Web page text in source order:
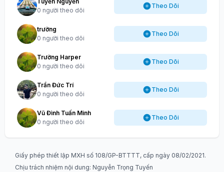
0 người theo dõi
Theo Dõi
trường
0 người theo dõi
Theo Dõi
Trường Harper
0 người theo dõi
Theo Dõi
Trần Đức Trí
0 người theo dõi
Theo Dõi
Vũ Đình Tuấn Minh
0 người theo dõi
Theo Dõi
Giấy phép thiết lập MXH số 108/GP-BTTTT, cấp ngày 08/02/2021.
Chịu trách nhiệm nội dung: Nguyễn Trọng Tuyến